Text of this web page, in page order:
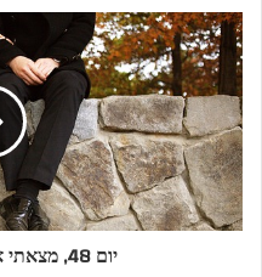
יום 48, מצאתי את החצי השני שלי.